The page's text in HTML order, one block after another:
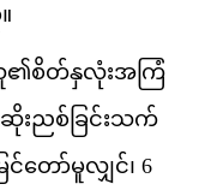
။
ူ၏​စတနလအ က
ဆညစ ခငသက
ငတမလင်၊ 6